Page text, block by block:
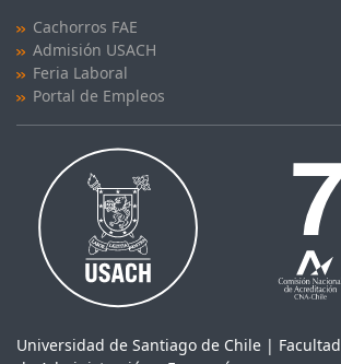
Cachorros FAE
Admisión USACH
Feria Laboral
Portal de Empleos
Universidad de Santiago de Chile | Facultad